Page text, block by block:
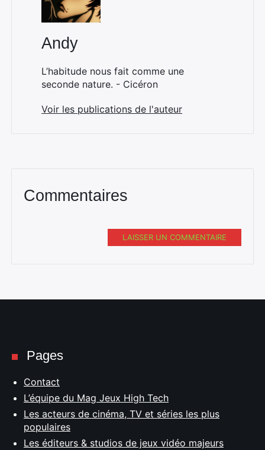
Andy
L’habitude nous fait comme une
seconde nature. - Cicéron
Voir les publications de l'auteur
Commentaires
LAISSER UN COMMENTAIRE
Pages
Contact
L’équipe du Mag Jeux High Tech
Les acteurs de cinéma, TV et séries les plus
populaires
Les éditeurs & studios de jeux vidéo majeurs